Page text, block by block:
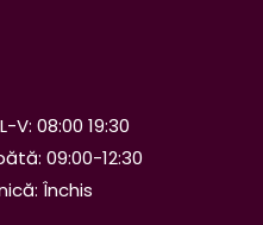
V: 08:00 19:30
09:00-12:30
Închis